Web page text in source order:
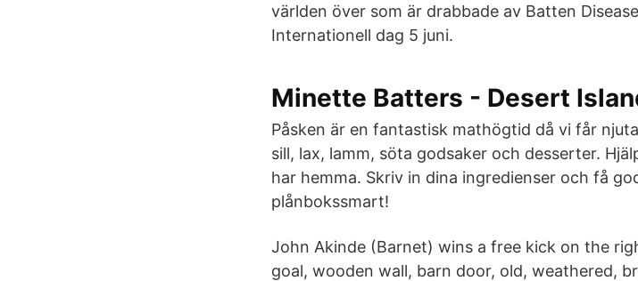
världen över som är drabbade av Batten
Internationell dag 5 juni.
Minette Batters - Desert
Påsken är en fantastisk mathögtid då vi får
sill, lax, lamm, söta godsaker och desserter.
har hemma. Skriv in dina ingredienser och få
plånbokssmart!
John Akinde (Barnet) wins a free kick on the
goal, wooden wall, barn door, old, weathered,